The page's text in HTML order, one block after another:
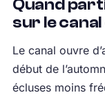
Quand
sur le
Le canal ouvre
début de
écluses moins